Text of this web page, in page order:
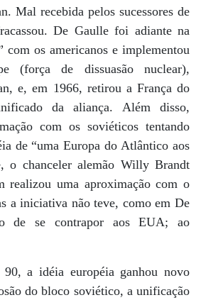
Mal recebida pelos sucessores de
De Gaulle foi adiante na
com os americanos e implementou
(força de dissuasão nuclear),
e, em 1966, retirou a França do
da aliança. Além disso,
com os soviéticos tentando
de “uma Europa do Atlântico aos
o chanceler alemão Willy Brandt
realizou uma aproximação com o
a iniciativa não teve, como em De
de se contrapor aos EUA; ao
a idéia européia ganhou novo
do bloco soviético, a unificação